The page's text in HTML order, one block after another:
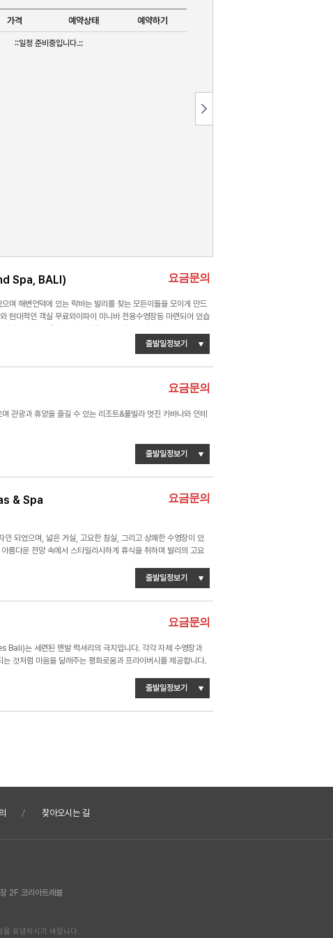
존되어 있어 찾아가기 힘든 곳이었다. 그러나 최근 도로가 개발
가격 예약상태 예약하기
::일정 준비중입니다.::
Spa, BALI) 요금문의
며 해변언덕에 있는 락바는 발리를 찾는 모든이들을 모이게 만드
현대적인 객실 무료와이파이 미니바 전용수영장등 마련되어 있습
출발일정보기
요금문의
관광과 휴양을 즐길 수 있는 리조트&풀빌라 멋진 카바나와 인테
출발일정보기
& Spa
요금문의
되었으며, 넓은 거실, 고요한 침실, 그리고 상쾌한 수영장이 있
름다운 전망 속에서 스타일리시하게 휴식을 취하며 발리의 고요
출발일정보기
요금문의
Bali)는 세련된 맨발 럭셔리의 극치입니다. 각각 자체 수영장과
것처럼 마음을 달래주는 평화로움과 프라이버시를 제공합니다.
출발일정보기
찾아오시는 길
2F 코리아트래블
유념하시기 바랍니다.